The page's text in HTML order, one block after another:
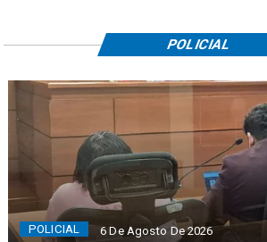
POLICIAL 6 De Agosto De 2026
POLICIAL